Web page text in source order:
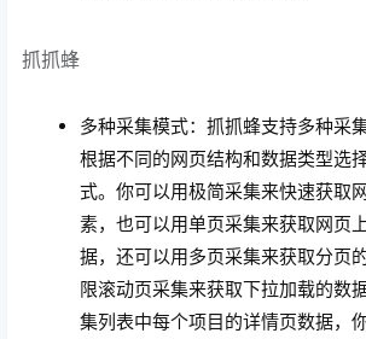
抓抓蜂
多种采集模式：抓抓蜂支持多种采
根据不同的网页结构和数据类型选
式。你可以用极简采集来快速获取
素，也可以用单页采集来获取网页
据，还可以用多页采集来获取分页
限滚动页采集来获取下拉加载的数
集列表中每个项目的详情页数据，